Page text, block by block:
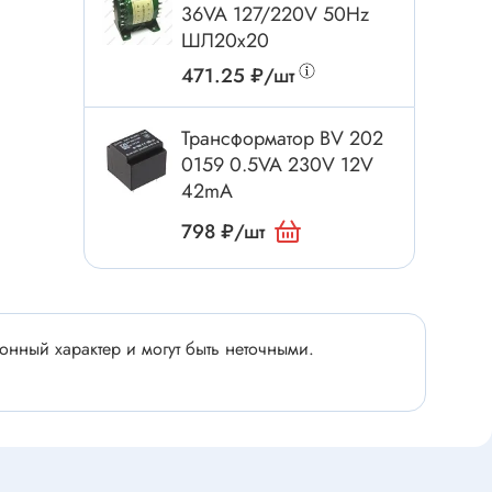
Аксессуары для инструмента
Слесарный инструмент
Сверло
Измерительный инструмент
Набор инструмента
Ящик, органайзер
Набор отвёрток
Оптическое приспособление
36VA 127/220V 50Hz
ШЛ20х20
471.25 ₽/шт
Трансформатор BV 202
0159 0.5VA 230V 12V
42mA
798 ₽/шт
характер и могут быть неточными.